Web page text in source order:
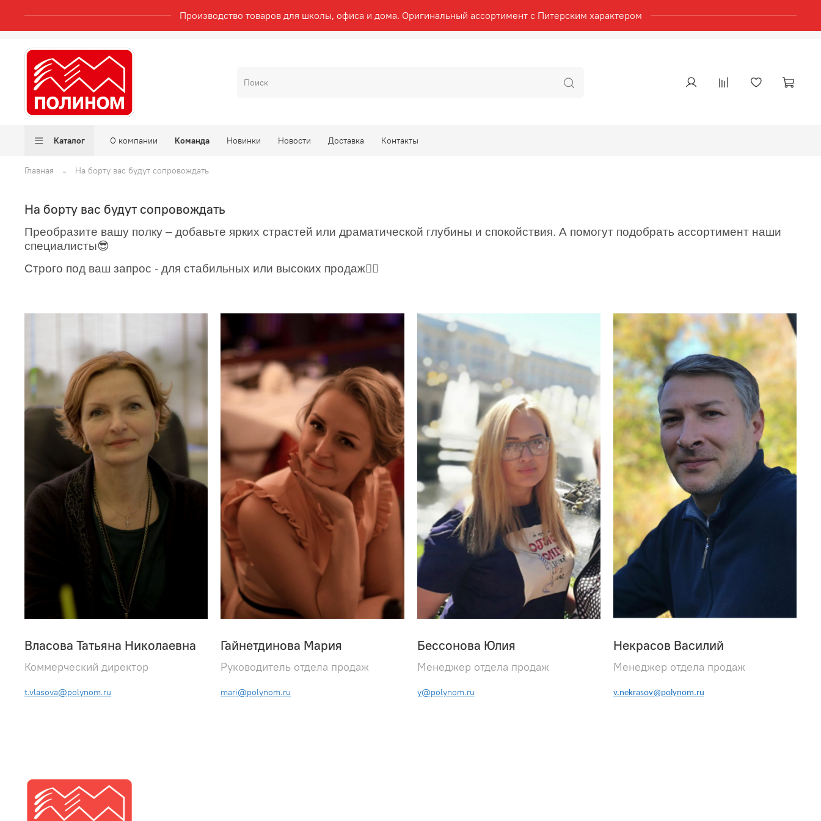
Производство товаров для школы, офиса и дома. Оригинальный ассортимент с Питерским характером
Каталог О компании Команда Новинки Новости Доставка Контакты
Главная На борту вас будут сопровождать
На борту вас будут сопровождать
Преобразите вашу полку – добавьте ярких страстей или драматической глубины и спокойствия. А помогут подобрать ассортимент наши
специалисты😎
Строго под ваш запрос - для стабильных или высоких продаж✍🏼
Власова Татьяна Николаевна
Коммерческий директор
t.vlasova@polynom.ru
Гайнетдинова Мария
Руководитель отдела продаж
mari@polynom.ru
Бессонова Юлия
Менеджер отдела продаж
y@polynom.ru
Некрасов Василий
Менеджер отдела продаж
v.nekrasov@polynom.ru